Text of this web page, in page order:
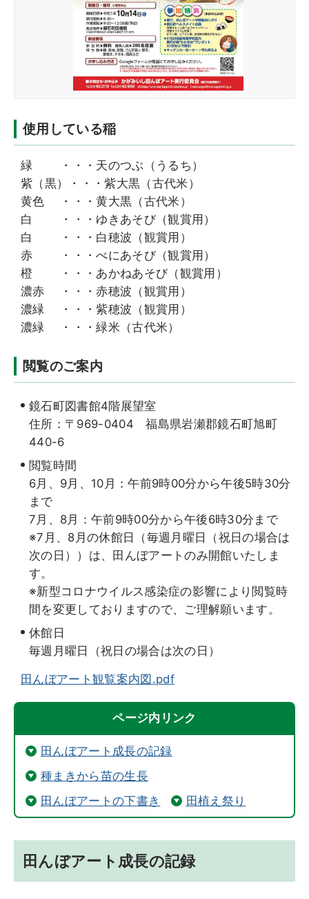
使用している稲
緑 ・・・天のつぶ（うるち）
紫（黒）・・・紫大黒（古代米）
黄色 ・・・黄大黒（古代米）
白 ・・・ゆきあそび（観賞用）
白 ・・・白穂波（観賞用）
赤 ・・・べにあそび（観賞用）
橙 ・・・あかねあそび（観賞用）
濃赤 ・・・赤穂波（観賞用）
濃緑 ・・・紫穂波（観賞用）
濃緑 ・・・緑米（古代米）
閲覧のご案内
鏡石町図書館4階展望室
住所：〒969-0404 福島県岩瀬郡鏡石町旭町
440-6
閲覧時間
6月、9月、10月：午前9時00分から午後5時30分
まで
7月、8月：午前9時00分から午後6時30分まで
※7月、8月の休館日（毎週月曜日（祝日の場合は
次の日））は、田んぼアートのみ開館いたしま
す。
※新型コロナウイルス感染症の影響により閲覧時
間を変更しておりますので、ご理解願います。
休館日
毎週月曜日（祝日の場合は次の日）
田んぼアート観覧案内図.pdf
ページ内リンク
田んぼアート成長の記録
種まきから苗の生長
田んぼアートの下書き
田植え祭り
田んぼアート成長の記録